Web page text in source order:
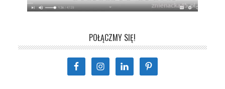
POŁĄCZMY SIĘ!